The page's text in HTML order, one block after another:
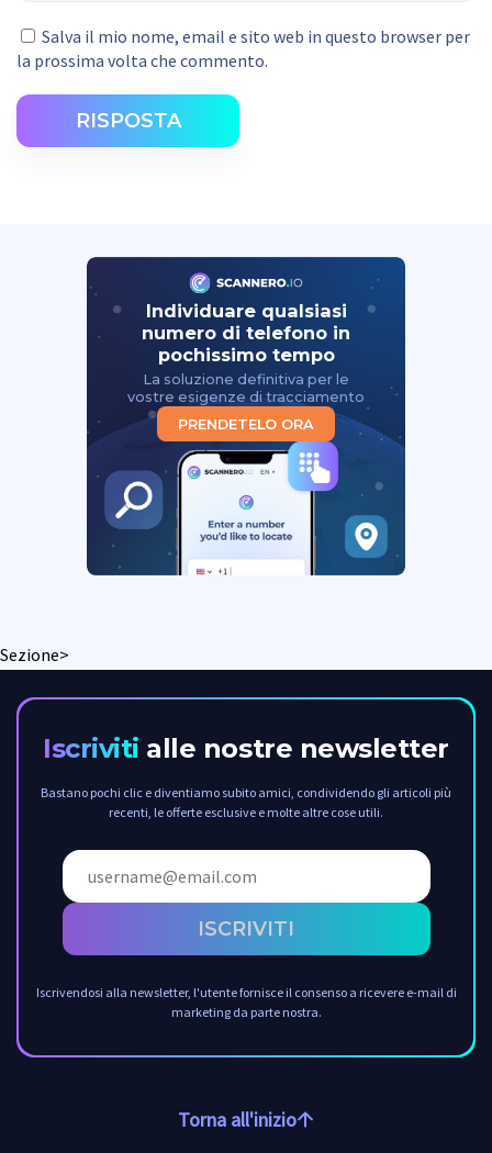
Salva il mio nome, email e sito web in questo browser per
la prossima volta che commento.
RISPOSTA
Individuare qualsiasi
numero di telefono in
pochissimo tempo
La soluzione definitiva per le
vostre esigenze di tracciamento
PRENDETELO ORA
Sezione>
Iscriviti alle nostre newsletter
Bastano pochi clic e diventiamo subito amici, condividendo gli articoli più
recenti, le offerte esclusive e molte altre cose utili.
ISCRIVITI
Iscrivendosi alla newsletter, l'utente fornisce il consenso a ricevere e-mail di
marketing da parte nostra.
Torna all'inizio